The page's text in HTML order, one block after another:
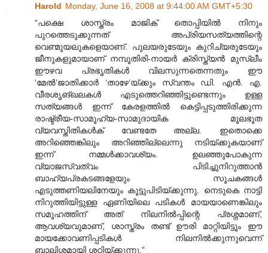
Harold Monday, June 16, 2008 at 9:44:00 AM GMT+5:30
“പക്ഷെ ശാസ്ത്രം മാജിക് തൊപ്പിയില്‍ നിനും
പുറത്തെടുക്കുന്നത് അപ്രിയസത്യത്തിന്റെ
വെണ്മുയലുകളെയാണ്. പുലയരുടേയും കുറിച്യരുടേയും
ജീനുകളുമായാണ് നമ്പൂതിരി-നായര്‍ ക്രിസ്ത്യന്‍ മുസ്ലീം
ഈഴവ പ്രഭൃതികള്‍ വിലസുന്നതെന്നതും ഈ
‘മേല്‍‍’ജാതിക്കാര്‍ ‘താഴേ‘യ്ക്കും സ്വന്തം ഡി. എന്‍. എ.
വീരശൃങ്ഖലകള്‍ എടുത്തെറിഞ്ഞിട്ടുണ്ടെന്നും ഉള്ള
സത്യങ്ങള്‍ ഇന്ന് കേരളത്തില്‍ കെട്ടിപ്പടുത്തിരിക്കുന്ന
രാഷ്ട്രീയ-സാമൂഹ്യ-സാമുദായിക മൂലഭൂത
വ്യവസ്തിതികള്‍ക് വേണ്ടതേ അല്ല. ഇതൊക്കെ
അറിഞ്ഞെങ്കിലും അറിഞ്ഞില്ലെന്നു നടിയ്ക്കുകയാണ്
ഇന്ന് നമ്മള്‍ക്കാവശ്യം. ഉലഞ്ഞുപോകുന്ന
വ്യാജസ്വത്വം പിടിച്ചുനിറുത്താന്‍
ബാഹ്യപ്രകടങ്ങളേയും സൂചകങ്ങള്‍
എടുത്തണിയലിനേയും കൂട്ടുപിടിയ്ക്കുന്നു. നെടുകെ നാട്ടി
നിറുത്തിയിട്ടുള്ള ഏണിയിലെ പടികള്‍ മായയാണെങ്കിലും
സമൂഹത്തിന് അത് നിലനില്‍പ്പിന്റെ പ്രശ്നമാണ്,
ആവശ്യവുമാണ്, ശാസ്ത്രം തണ്ട് ഊരി മാറ്റിയിട്ടൂം ഈ
മായക്കോവണിപ്പടികള്‍ നിലനില്‍ക്കുന്നുവെന്ന്
ബാലിശമായി ശഠിയ്ക്കുന്നു.”